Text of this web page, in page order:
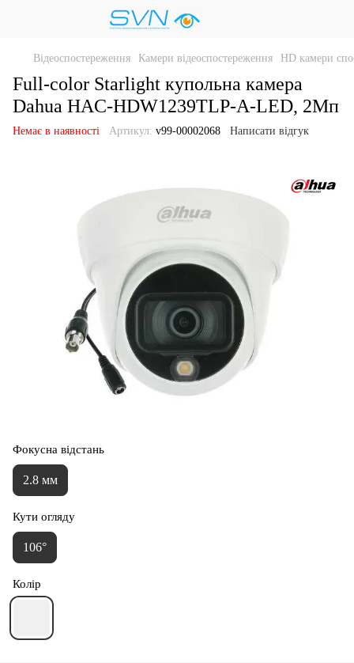
Відеоспостереження Камери відеоспостереження HD камери
Full-color Starlight купольна камера
Dahua HAC-HDW1239TLP-A-LED, 2Мп
Немає в наявності Артикул: v99-00002068 Написати відгук
Фокусна відстань
2.8 мм
Кути огляду
106°
Колір